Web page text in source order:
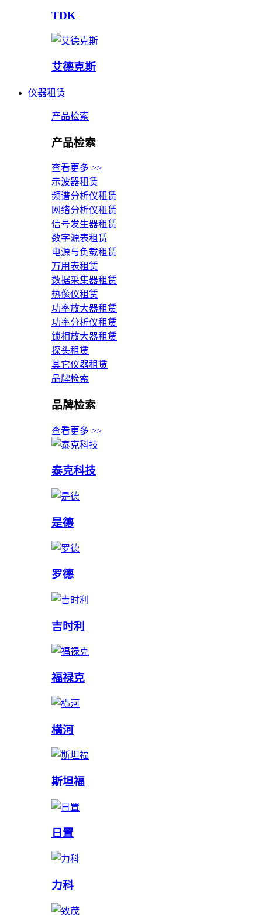
TDK
艾德克斯
仪器租赁
产品检索
产品检索
查看更多 >>
示波器租赁
频谱分析仪租赁
网络分析仪租赁
信号发生器租赁
数字源表租赁
电源与负载租赁
万用表租赁
数据采集器租赁
热像仪租赁
功率放大器租赁
功率分析仪租赁
锁相放大器租赁
探头租赁
其它仪器租赁
品牌检索
品牌检索
查看更多 >>
泰克科技
是德
罗德
吉时利
福禄克
横河
斯坦福
日置
力科